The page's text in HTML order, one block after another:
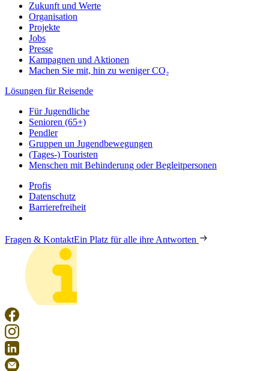
Zukunft und Werte
Organisation
Projekte
Jobs
Presse
Kampagnen und Aktionen
Machen Sie mit, hin zu weniger CO₂
Lösungen für Reisende
Für Jugendliche
Senioren (65+)
Pendler
Gruppen un Jugendbewegungen
(Tages-) Touristen
Menschen mit Behinderung oder Begleitpersonen
Profis
Datenschutz
Barrierefreiheit
Fragen & KontaktEin Platz für alle ihre Antworten